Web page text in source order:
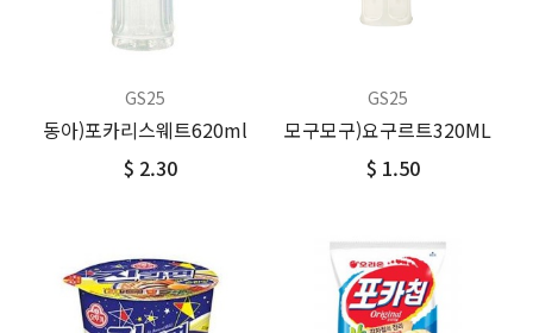
GS25
동아)포카리스웨트620ml
$ 2.30
GS25
모구모구)요구르트320ML
$ 1.50